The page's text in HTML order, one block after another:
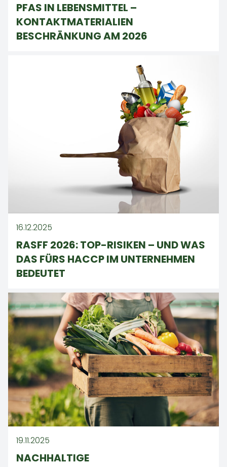
PFAS IN LEBENSMITTEL –
KONTAKTMATERIALIEN
BESCHRÄNKUNG AM 2026
16.12.2025
RASFF 2026: TOP-RISIKEN – UND WAS
DAS FÜRS HACCP IM UNTERNEHMEN
BEDEUTET
19.11.2025
NACHHALTIGE